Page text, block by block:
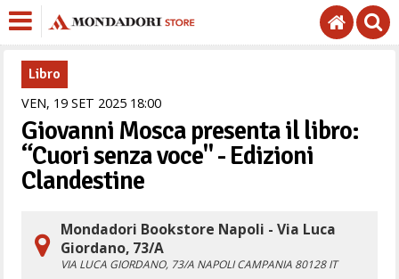
Libro
VEN, 19 SET 2025 1800
Giovanni Mosca presenta il libro:
“Cuori senza voce" - Edizioni
Clandestine
Mondadori Bookstore Napoli - Via Luca
Giordano, 73/A
VIA LUCA GIORDANO, 73/A NAPOLI CAMPANIA 80128 IT